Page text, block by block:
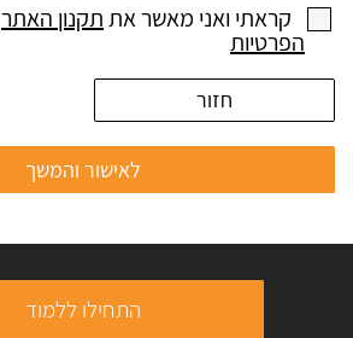
קראתי ואני מאשר אתתקנון האתר
הפרטיות
חזור
התחילו ללמוד